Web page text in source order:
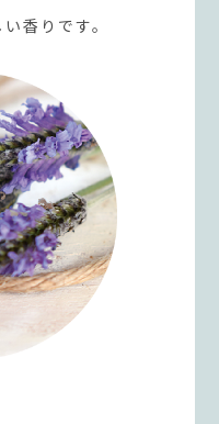
香りです。